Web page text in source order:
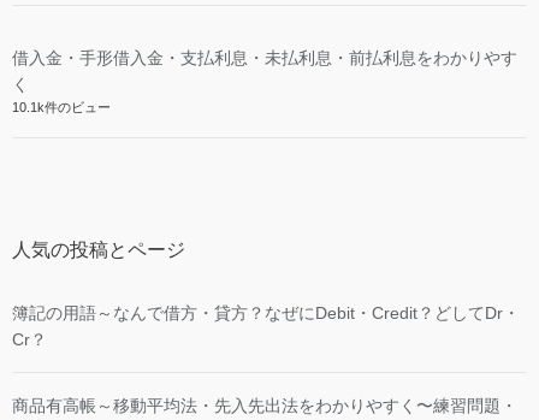
借入金・手形借入金・支払利息・未払利息・前払利息をわかりやす
く
10.1k件のビュー
人気の投稿とページ
簿記の用語～なんで借方・貸方？なぜにDebit・Credit？どしてDr・
Cr？
商品有高帳～移動平均法・先入先出法をわかりやすく〜練習問題・